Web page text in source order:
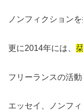
ノンフィクション
更に2014年には、
フリーランスの活
エッセイ、ノンフ